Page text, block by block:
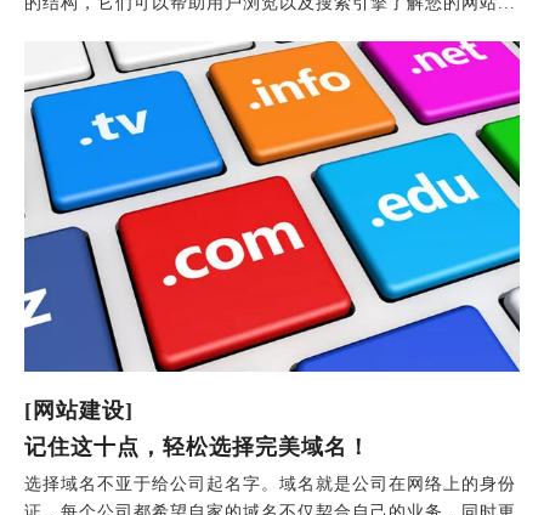
[网站建设]
记住这十点，轻松选择完美域名！
选择域名不亚于给公司起名字。域名就是公司在网络上的身份